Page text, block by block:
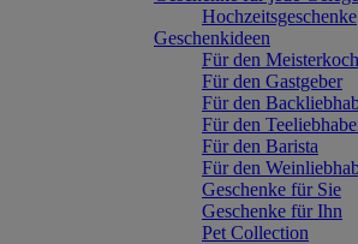
Hochzeitsgeschenke
Geschenkideen
Für den Meisterkoch
Für den Gastgeber
Für den
Für den
Für den Barista
Für den
Geschenke für Sie
Geschenke für Ihn
Pet Collection